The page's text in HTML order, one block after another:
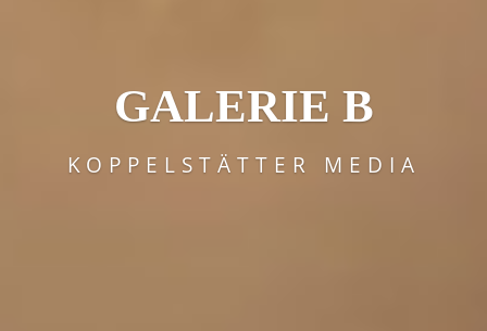
GALERIE B
KOPPELSTÄTTER MEDIA